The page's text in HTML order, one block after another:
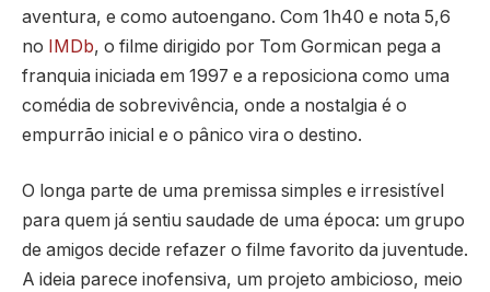
aventura, e como autoengano. Com 1h40 e nota 5,6
no IMDb, o filme dirigido por Tom Gormican pega a
franquia iniciada em 1997 e a reposiciona como uma
comédia de sobrevivência, onde a nostalgia é o
empurrão inicial e o pânico vira o destino.
O longa parte de uma premissa simples e irresistível
para quem já sentiu saudade de uma época: um grupo
de amigos decide refazer o filme favorito da juventude.
A ideia parece inofensiva, um projeto ambicioso, meio